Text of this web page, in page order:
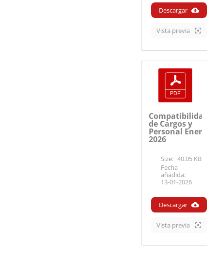
Descargar
Vista previa
Compatibilidades
de Cargos y
Personal Enero
2026
Size: 40.05 KB
Fecha
añadida:
13-01-2026
Descargar
Vista previa